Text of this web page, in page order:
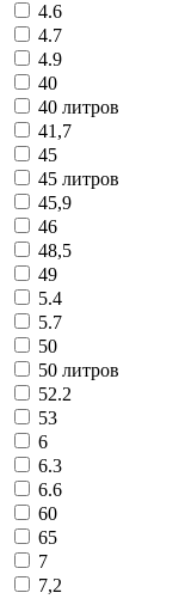
4.6
4.7
4.9
40
40 литров
41,7
45
45 литров
45,9
46
48,5
49
5.4
5.7
50
50 литров
52.2
53
6
6.3
6.6
60
65
7
7,2